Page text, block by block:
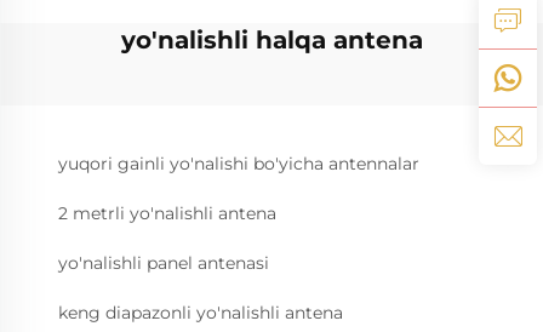
yo'nalishli halqa antena
yuqori gainli yo'nalishi bo'yicha antennalar
2 metrli yo'nalishli antena
yo'nalishli panel antenasi
keng diapazonli yo'nalishli antena